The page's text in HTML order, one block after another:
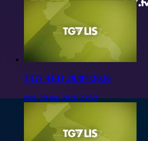
TG7 4ED 29/07/2026
mer, 29 lug 2026 23:50